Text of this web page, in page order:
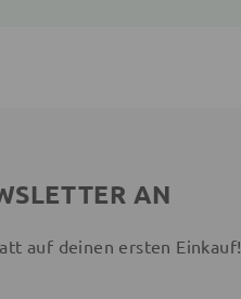
AN
auf deinen ersten Einkauf!